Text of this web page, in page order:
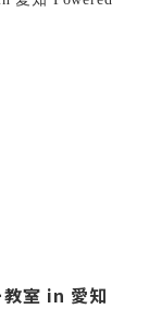
室 in 愛知